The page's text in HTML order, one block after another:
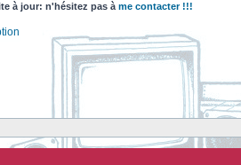
à jour: n'hésitez pas à me contacter !!!